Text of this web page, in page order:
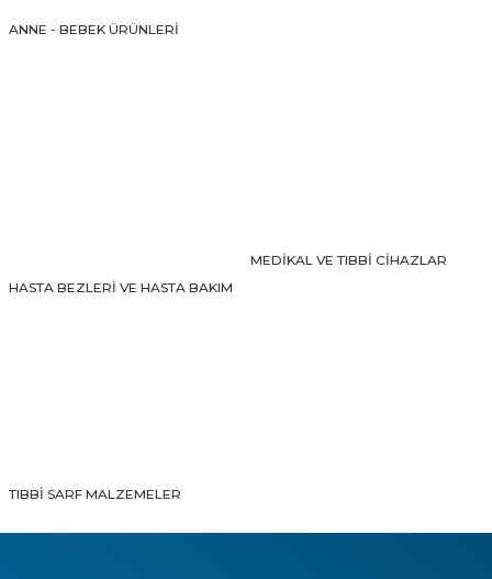
Bu ürüne benzer farklı alternatifler olmalı.
ANNE - BEBEK ÜRÜNLERİ
HASTA BEZLERİ VE HASTA BAKIM
MEDİKAL VE TIBBİ CİHAZLAR
TIBBİ SARF MALZEMELER